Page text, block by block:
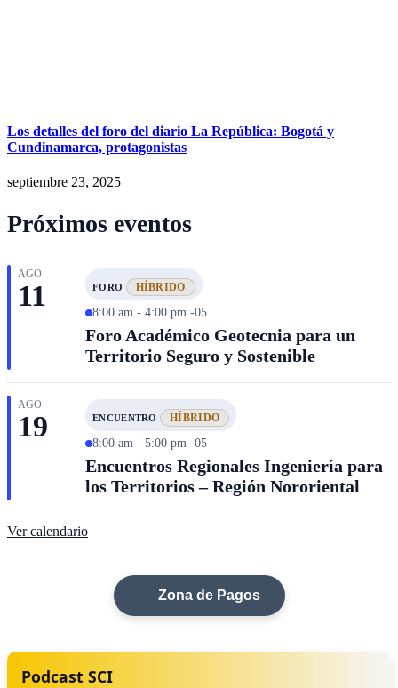
Los detalles del foro del diario La República: Bogotá y
Cundinamarca, protagonistas
septiembre 23, 2025
Próximos eventos
AGO
11 FORO HÍBRIDO
8:00 am - 4:00 pm -05
Foro Académico Geotecnia para un
Territorio Seguro y Sostenible
AGO
19 ENCUENTRO HÍBRIDO
8:00 am - 5:00 pm -05
Encuentros Regionales Ingeniería para
los Territorios – Región Nororiental
Ver calendario
Zona de Pagos
Podcast SCI